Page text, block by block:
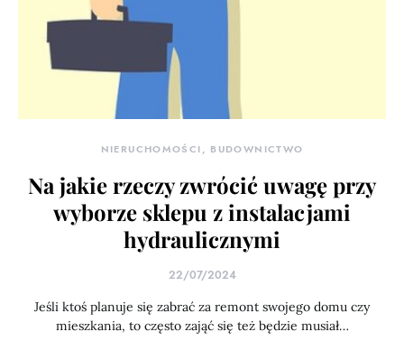
NIERUCHOMOŚCI, BUDOWNICTWO
Na jakie rzeczy zwrócić uwagę przy
wyborze sklepu z instalacjami
hydraulicznymi
22/07/2024
Jeśli ktoś planuje się zabrać za remont swojego domu czy
mieszkania, to często zająć się też będzie musiał…